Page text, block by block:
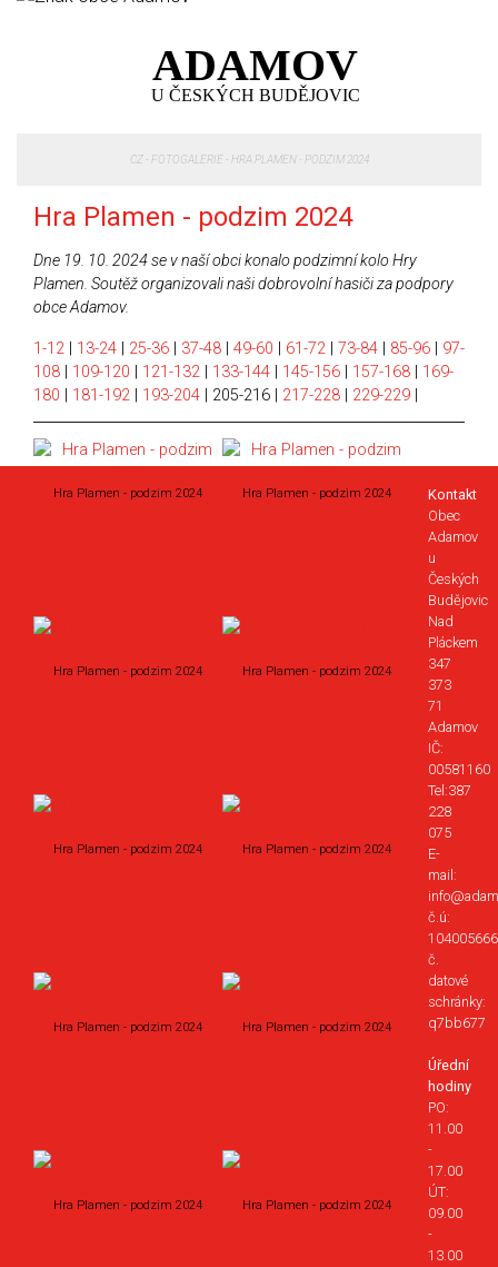
ADAMOV
U ČESKÝCH BUDĚJOVIC
CZ- FOTOGALERIE - HRA PLAMEN - PODZIM 2024
Hra Plamen - podzim 2024
Dne 19. 10. 2024 se v naší obci konalo podzimní kolo Hry
Plamen. Soutěž organizovali naši dobrovolní hasiči za podpory
obce Adamov.
1-12 13-24 25-36 37-48 49-60 61-72 73-84 85-96
97-
108
109-120 121-132 133-144 145-156 157-168
169-
180
181-192 193-204 205-216 217-228 229-229
Hra Plamen - podzim 2024 Hra Plamen - podzim 2024
Hra Plamen - podzim 2024 Hra Plamen - podzim 2024
Hra Plamen - podzim 2024 Hra Plamen - podzim 2024
Hra Plamen - podzim 2024 Hra Plamen - podzim 2024
Hra Plamen - podzim 2024 Hra Plamen - podzim 2024
Kontakt
Obec
Adamov
u
Českých
Budějovic
Nad
Pláckem
347
373
71
Adamov
IČ:
00581160
Tel:387
228
075
E-
mail:
č.ú:
č.
datové
schránky:
q7bb677
Úřední
hodiny
PO:
11.00
-
17.00
ÚT:
09.00
-
13.00